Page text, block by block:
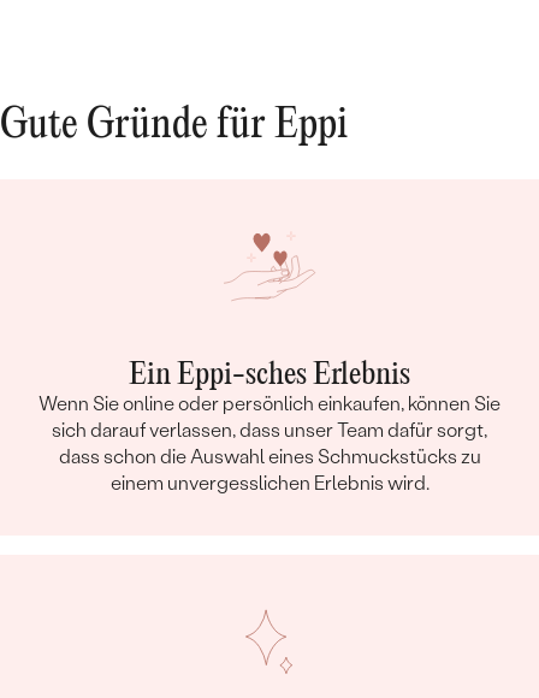
Gute Gründe für Eppi
Ein Eppi-sches Erlebnis
Wenn Sie online oder persönlich einkaufen, können Sie
sich darauf verlassen, dass unser Team dafür sorgt,
dass schon die Auswahl eines Schmuckstücks zu
einem unvergesslichen Erlebnis wird.